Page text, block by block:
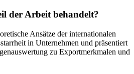
der Arbeit behandelt?
Ansätze der internationalen
in Unternehmen und präsentiert
zu Exportmerkmalen und